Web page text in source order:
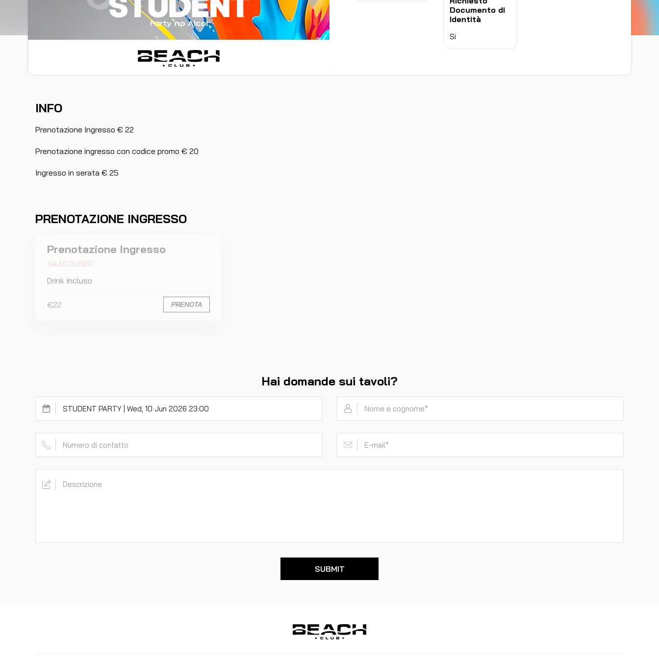
Documento di
Identità
Si
INFO
Prenotazione Ingresso € 22
Prenotazione ingresso con codice promo € 20
Ingresso in serata € 25
PRENOTAZIONE INGRESSO
Prenotazione Ingresso
SALES CLOSED
Drink Incluso
€22 PRENOTA
Hai domande sui tavoli?